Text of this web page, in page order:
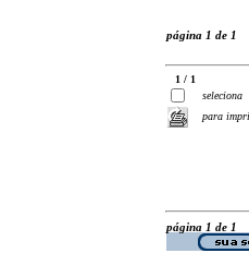
página 1 de 1
1 / 1
seleciona
para
página 1 de 1